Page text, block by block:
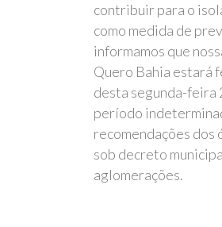
contribuir para o
como medida de
informamos que
Quero Bahia estará
desta segunda-
período
recomendações dos
sob decreto
aglomerações.